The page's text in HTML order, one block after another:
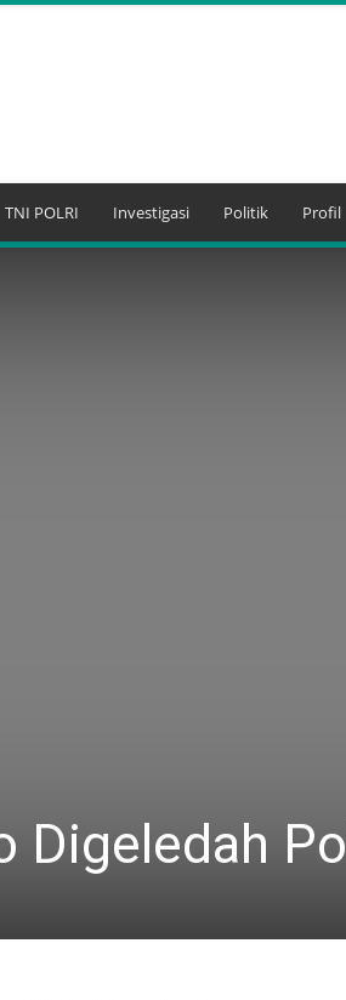
TNI POLRI Investigasi Politik Profil
Digeledah